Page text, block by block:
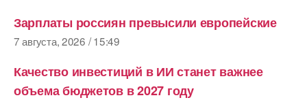
Зарплаты россиян превысили европейские
7 августа, 2026 / 15:49
Качество инвестиций в ИИ станет важнее
объема бюджетов в 2027 году